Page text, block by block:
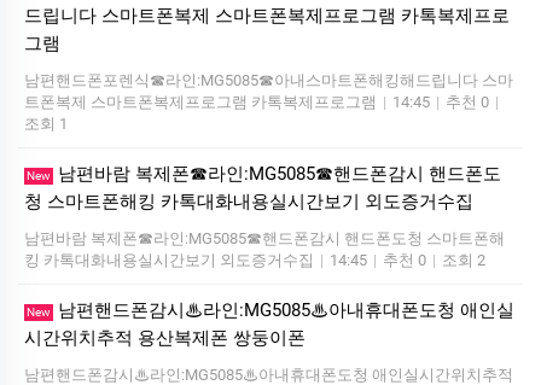
드립니다 스마트폰복제 스마트폰복제프로그램 카톡복제프로
그램
남편핸드폰포렌식☎라인:MG5085☎아내스마트폰해킹해드립니다 스마
트폰복제 스마트폰복제프로그램 카톡복제프로그램 | 14:45 | 추천 0 |
조회 1
New
남편바람 복제폰☎라인:MG5085☎핸드폰감시 핸드폰도
청 스마트폰해킹 카톡대화내용실시간보기 외도증거수집
남편바람 복제폰☎라인:MG5085☎핸드폰감시 핸드폰도청 스마트폰해
킹 카톡대화내용실시간보기 외도증거수집 | 14:45 | 추천 0 | 조회 2
New
남편핸드폰감시♨라인:MG5085♨아내휴대폰도청 애인실
시간위치추적 용산복제폰 쌍둥이폰
남편핸드폰감시♨라인:MG5085♨아내휴대폰도청 애인실시간위치추적